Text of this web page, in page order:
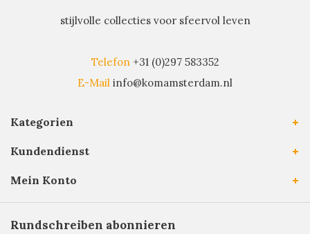
stijlvolle collecties voor sfeervol leven
Telefon +31 (0)297 583352
E-Mail info@komamsterdam.nl
Kategorien
Kundendienst
Mein Konto
Rundschreiben abonnieren